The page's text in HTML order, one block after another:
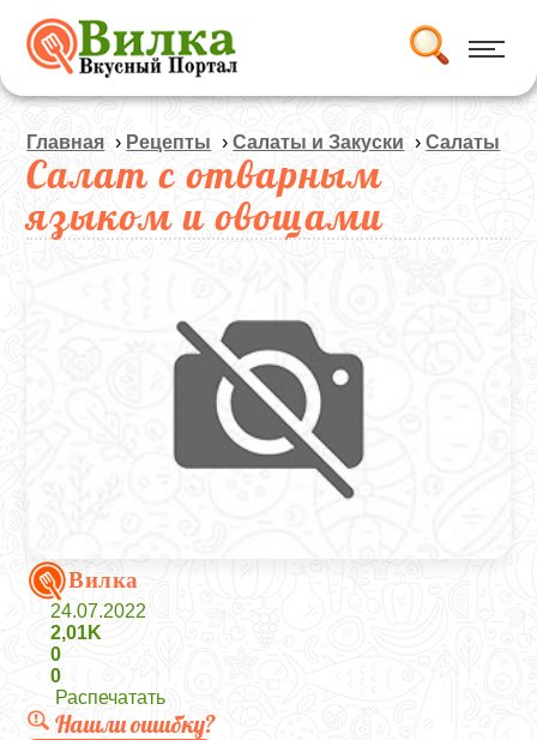
Главная › Рецепты ›Салаты и Закуски ›Салаты
Салат с отварным
языком и овощами
Вилка
24.07.2022
2,01K
0
0
Распечатать
Нашли ошибку?